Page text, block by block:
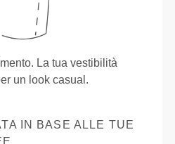
La tua vestibilità
un look casual.
IN BASE ALLE TUE